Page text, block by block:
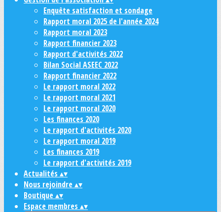
Enquête satisfaction et sondage
Rapport moral 2025 de l'année 2024
Rapport moral 2023
Rapport financier 2023
Rapport d'activités 2022
Bilan Social ASEEC 2022
Rapport financier 2022
Le rapport moral 2022
Le rapport moral 2021
Le rapport moral 2020
Les finances 2020
Le rapport d'activités 2020
Le rapport moral 2019
Les finances 2019
Le rapport d'activités 2019
Actualités ▴▾
Nous rejoindre▴▾
Boutique▴▾
Espace membres ▴▾